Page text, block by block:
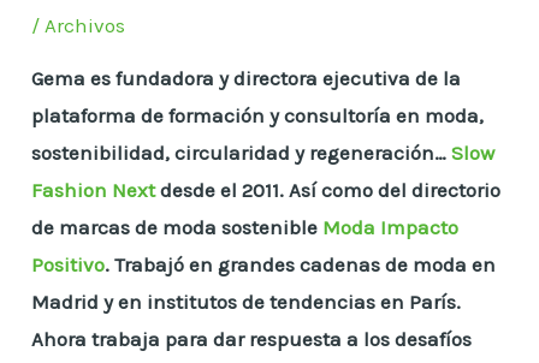
/Archivos
Gema es fundadora y directora ejecutiva de la
plataforma de formación y consultoría en moda,
sostenibilidad, circularidad y regeneración…Slow
Fashion Nextdesde el 2011. Así como del directorio
de marcas de moda sostenible Moda Impacto
Positivo. Trabajó en grandes cadenas de moda en
Madrid y en institutos de tendencias en París.
Ahora trabaja para dar respuesta a los desafíos